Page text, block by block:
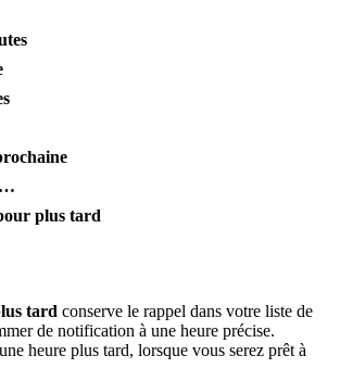
plus tard
tard conserve le rappel dans votre liste de
de notification à une heure précise.
heure plus tard, lorsque vous serez prêt à